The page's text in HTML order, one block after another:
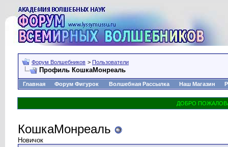
Форум Волшебников > Пользователи
Профиль КошкаМонреаль
Главная Форум Фигурок Волшебная Рассылка Наш Магазин
КошкаМонреаль
Новичок